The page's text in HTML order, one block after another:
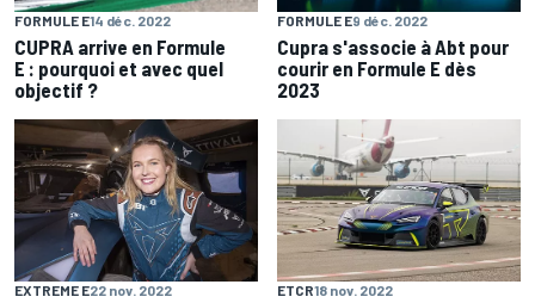
FORMULE E14 déc. 2022
CUPRA arrive en Formule
E : pourquoi et avec quel
objectif ?
FORMULE E9 déc. 2022
Cupra s'associe à Abt pour
courir en Formule E dès
2023
EXTREME E22 nov. 2022 ETCR18 nov. 2022